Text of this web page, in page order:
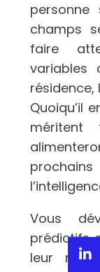
champs
faire
variables
résidence,
Quoiqu’il
Vous
prédictifs
leur
